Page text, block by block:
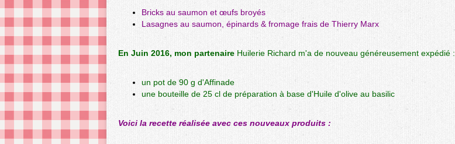
Bricks au saumon et œufs broyés
Lasagnes au saumon, épinards & fromage frais de Thierry Marx
En Juin 2016, mon partenaire Huilerie Richard m'a de nouveau généreusement expédié :
un pot de 90 g d'Affinade
une bouteille de 25 cl de préparation à base d'Huile d'olive au basilic
Voici la recette réalisée avec ces nouveaux produits :